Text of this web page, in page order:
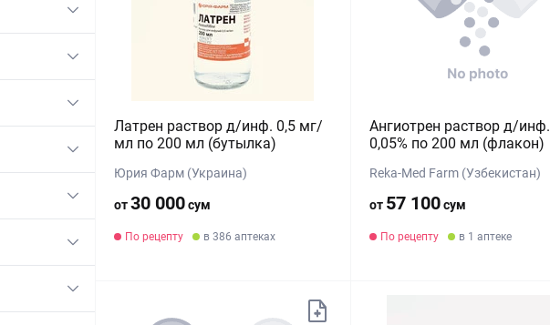
Латрен раствор д/инф. 0,5 мг/
мл по 200 мл (бутылка)
Юрия Фарм (Украина)
от30 000сум
По рецепту в 386 аптеках
Ангиотрен раствор д/инф.
0,05% по 200 мл (флакон)
Reka-Med Farm (Узбекистан)
от 57 100сум
По рецепту в 1 аптеке